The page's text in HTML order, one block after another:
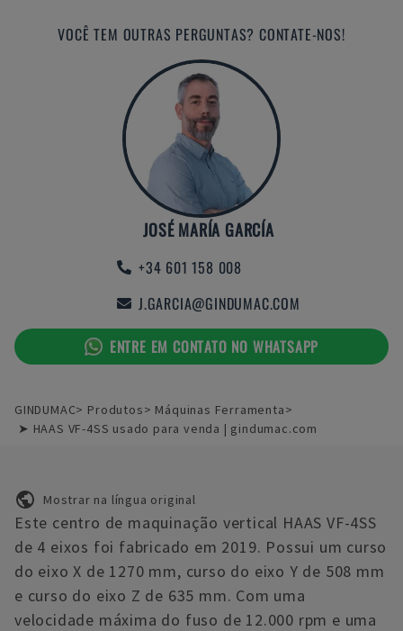
VOCÊ TEM OUTRAS PERGUNTAS? CONTATE-NOS!
JOSÉ MARÍA GARCÍA
+34 601 158 008
J.GARCIA@GINDUMAC.COM
ENTRE EM CONTATO NO WHATSAPP
GINDUMAC Produtos
Máquinas Ferramenta
➤ HAAS VF-4SS usado para venda | gindumac.com
Mostrar na língua original
Este centro de maquinação vertical HAAS VF-4SS
de 4 eixos foi fabricado em 2019. Possui um curso
do eixo X de 1270 mm, curso do eixo Y de 508 mm
e curso do eixo Z de 635 mm. Com uma
velocidade máxima do fuso de 12.000 rpm e uma